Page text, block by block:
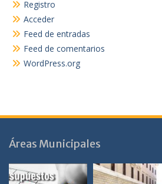
Registro
Acceder
Feed de entradas
Feed de comentarios
WordPress.org
Áreas Municipales